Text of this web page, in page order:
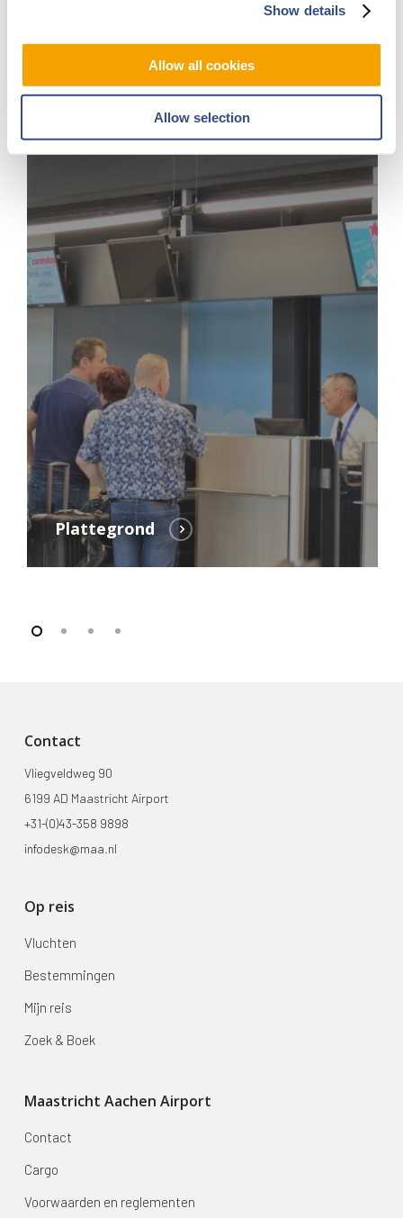
Show details
Allow all cookies
Allow selection
Plattegrond
Plattegrond
Contact
Vliegveldweg 90
6199 AD Maastricht Airport
+31-(0)43-358 9898
infodesk@maa.nl
Op reis
Vluchten
Bestemmingen
Mijn reis
Zoek & Boek
Maastricht Aachen Airport
Contact
Cargo
Voorwaarden en reglementen